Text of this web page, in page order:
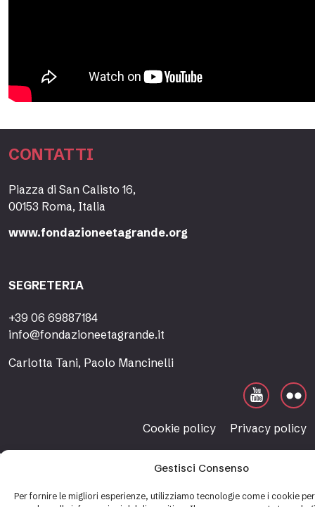
Gestisci Consenso
Per fornire le migliori esperienze, utilizziamo tecnologie come i cookie
CONTATTI
Piazza di San Calisto 16,
00153 Roma, Italia
www.fondazioneetagrande.org
SEGRETERIA
+39 06 69887184
info@fondazioneetagrande.it
Carlotta Tani, Paolo Mancinelli
Cookie policy Privacy policy